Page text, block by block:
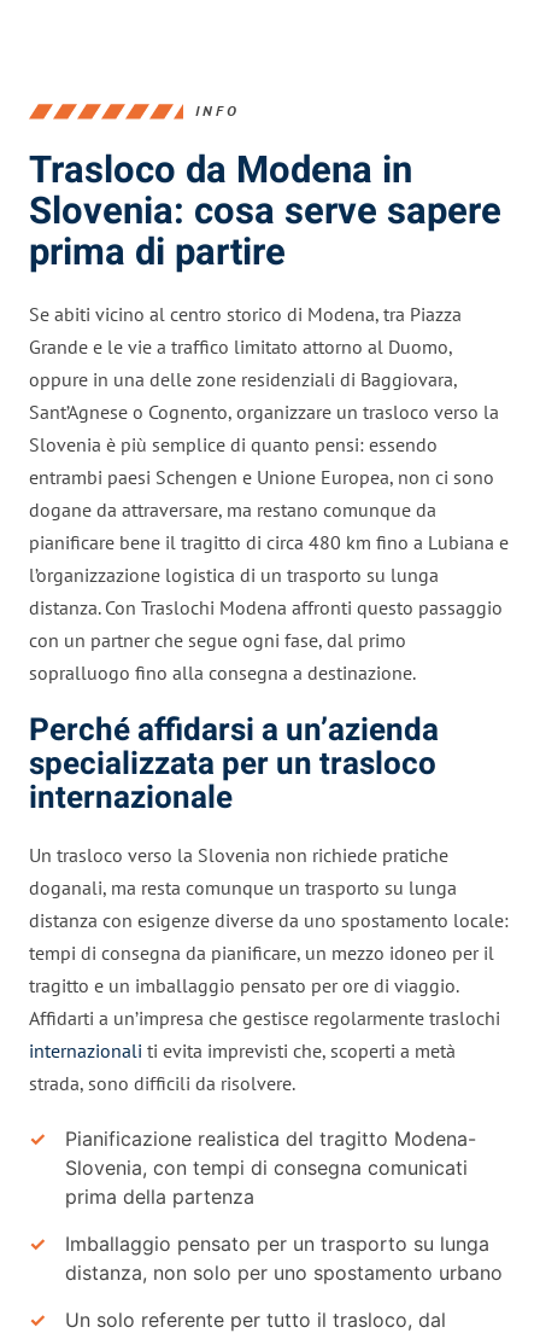
INFO
Trasloco da Modena in
Slovenia: cosa serve sapere
prima di partire
Se abiti vicino al centro storico di Modena, tra Piazza
Grande e le vie a traffico limitato attorno al Duomo,
oppure in una delle zone residenziali di Baggiovara,
Sant’Agnese o Cognento, organizzare un trasloco verso la
Slovenia è più semplice di quanto pensi: essendo
entrambi paesi Schengen e Unione Europea, non ci sono
dogane da attraversare, ma restano comunque da
pianificare bene il tragitto di circa 480 km fino a Lubiana e
l’organizzazione logistica di un trasporto su lunga
distanza. Con Traslochi Modena affronti questo passaggio
con un partner che segue ogni fase, dal primo
sopralluogo fino alla consegna a destinazione.
Perché affidarsi a un’azienda
specializzata per un trasloco
internazionale
Un trasloco verso la Slovenia non richiede pratiche
doganali, ma resta comunque un trasporto su lunga
distanza con esigenze diverse da uno spostamento locale:
tempi di consegna da pianificare, un mezzo idoneo per il
tragitto e un imballaggio pensato per ore di viaggio.
Affidarti a un’impresa che gestisce regolarmente traslochi
internazionali ti evita imprevisti che, scoperti a metà
strada, sono difficili da risolvere.
Pianificazione realistica del tragitto Modena-
Slovenia, con tempi di consegna comunicati
prima della partenza
Imballaggio pensato per un trasporto su lunga
distanza, non solo per uno spostamento urbano
Un solo referente per tutto il trasloco, dal